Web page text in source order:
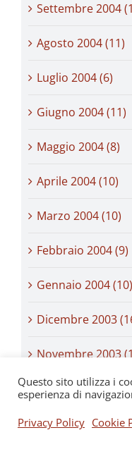
Settembre 2004
Agosto 2004 (11)
Luglio 2004 (6)
Giugno 2004 (11)
Maggio 2004 (8)
Aprile 2004 (10)
Marzo 2004 (10)
Febbraio 2004 (9)
Gennaio 2004 (10)
Dicembre 2003
Novembre 2003
Ottobre 2003 (19)
Settembre 2003
Questo sito utilizza i
esperienza di
Privacy Policy Cookie